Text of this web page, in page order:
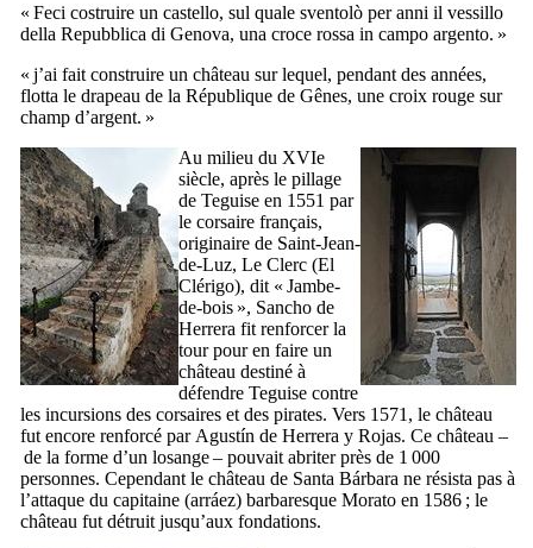
« Feci costruire un castello, sul quale sventolò per anni il vessillo
della Repubblica di Genova, una croce rossa in campo argento. »
« j’ai fait construire un château sur lequel, pendant des années,
flotta le drapeau de la République de Gênes, une croix rouge sur
champ d’argent. »
Au milieu du XVIe
siècle, après le pillage
de Teguise en 1551 par
le corsaire français,
originaire de Saint-Jean-
de-Luz, Le Clerc (El
Clérigo), dit « Jambe-
de-bois », Sancho de
Herrera fit renforcer la
tour pour en faire un
château destiné à
défendre Teguise contre
les incursions des corsaires et des pirates. Vers 1571, le château
fut encore renforcé par Agustín de Herrera y Rojas. Ce château –
de la forme d’un losange – pouvait abriter près de 1 000
personnes. Cependant le château de Santa Bárbara ne résista pas à
l’attaque du capitaine (arráez) barbaresque Morato en 1586 ; le
château fut détruit jusqu’aux fondations.